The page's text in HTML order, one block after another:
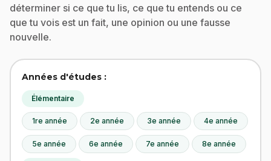
déterminer si ce que tu lis, ce que tu entends ou ce
que tu vois est un fait, une opinion ou une fausse
nouvelle.
Années d'études :
Élémentaire
1re année 2e année 3e année 4e année
5e année 6e année 7e année 8e année